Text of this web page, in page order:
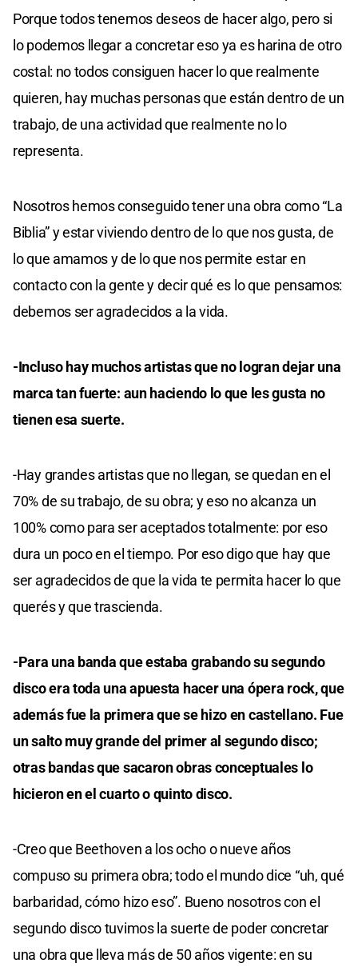
Porque todos tenemos deseos de hacer algo, pero si
lo podemos llegar a concretar eso ya es harina de otro
costal: no todos consiguen hacer lo que realmente
quieren, hay muchas personas que están dentro de un
trabajo, de una actividad que realmente no lo
representa.
Nosotros hemos conseguido tener una obra como “La
Biblia” y estar viviendo dentro de lo que nos gusta, de
lo que amamos y de lo que nos permite estar en
contacto con la gente y decir qué es lo que pensamos:
debemos ser agradecidos a la vida.
-Incluso hay muchos artistas que no logran dejar una
marca tan fuerte: aun haciendo lo que les gusta no
tienen esa suerte.
-Hay grandes artistas que no llegan, se quedan en el
70% de su trabajo, de su obra; y eso no alcanza un
100% como para ser aceptados totalmente: por eso
dura un poco en el tiempo. Por eso digo que hay que
ser agradecidos de que la vida te permita hacer lo que
querés y que trascienda.
-Para una banda que estaba grabando su segundo
disco era toda una apuesta hacer una ópera rock, que
además fue la primera que se hizo en castellano. Fue
un salto muy grande del primer al segundo disco;
otras bandas que sacaron obras conceptuales lo
hicieron en el cuarto o quinto disco.
-Creo que Beethoven a los ocho o nueve años
compuso su primera obra; todo el mundo dice “uh, qué
barbaridad, cómo hizo eso”. Bueno nosotros con el
segundo disco tuvimos la suerte de poder concretar
una obra que lleva más de 50 años vigente: en su